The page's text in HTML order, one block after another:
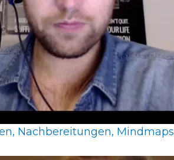
Nachbereitungen, Mindmaps